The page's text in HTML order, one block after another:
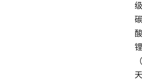
级
碳
酸
锂
（
天